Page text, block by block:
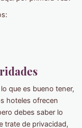
que es bueno tener,
hoteles ofrecen
debes saber lo
trate de privacidad,